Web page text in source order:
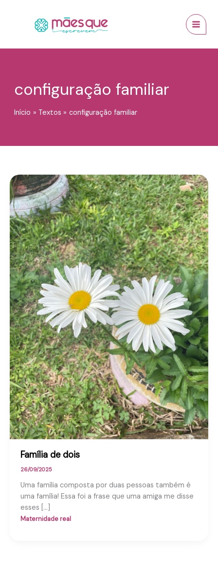
configuração familiar
Início Textos configuração familiar
Família de dois
26/09/2025
Uma família composta por duas pessoas também é
uma família! Essa foi a frase que uma amiga me disse
esses […]
Maternidade real